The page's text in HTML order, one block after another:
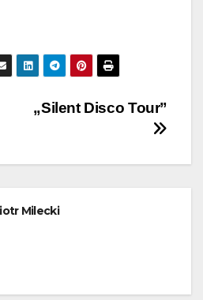
„Silent Disco Tour”
Milecki